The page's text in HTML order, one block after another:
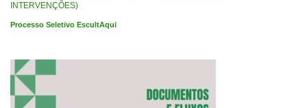
INTERVENÇÕES)
Processo Seletivo EscultAqui